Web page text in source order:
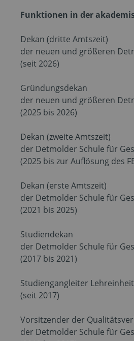
Funktionen in der
Dekan (dritte Amtszeit)
der neuen und größeren
(seit 2026)
Gründungsdekan
der neuen und größeren
(2025 bis 2026)
Dekan (zweite Amtszeit)
der Detmolder Schule für
(2025 bis zur Auflösung des
Dekan (erste Amtszeit)
der Detmolder Schule für
(2021 bis 2025)
Studiendekan
der Detmolder Schule für
(2017 bis 2021)
Studiengangleiter
(seit 2017)
Vorsitzender der
der Detmolder Schule für